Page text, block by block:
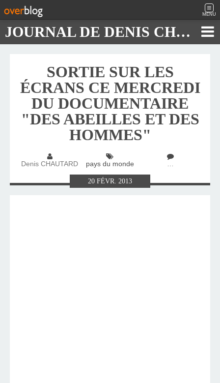
MENU
JOURNAL DE DENIS CHAUTARD
SORTIE SUR LES
ÉCRANS CE MERCREDI
DU DOCUMENTAIRE
"DES ABEILLES ET DES
HOMMES"
Denis CHAUTARD pays du monde …
20 FÉVR. 2013